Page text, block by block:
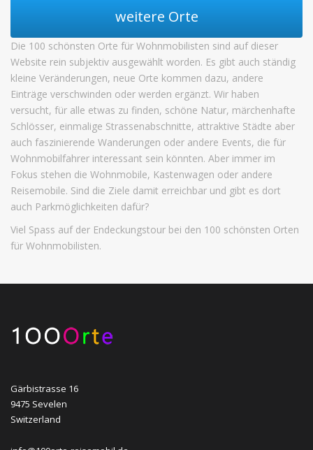
weitere Orte
Die 100 schönsten Orte für Wohnmobilisten sind auf dieser
Website rein subjektiv ausgewählt worden. Es gibt auch ständig
kleine Veränderungen, neue Orte kommen dazu, andere
Einträge verschwinden oder werden ergänzt. Wir haben
versucht, für alle etwas zu finden, schöne Natur, märchenhafte
Schlösser, einmalige Strassenabschnitte, attraktive Städte aber
auch faszinierende Wanderungen oder andere Events, die für
Wohnmobilfahrer interessant sein könnten. Aber immer im
Fokus stehen die Wohnmobile, Kastenwagen oder andere
Reisemobile. Sind die Ziele damit erreichbar und gibt es dort
auch Parkmöglichkeiten dafür?
Viel Spass auf der Endeckungstour bei den 100 schönsten Orten
für Wohnmobilisten.
Gärbistrasse 16
9475 Sevelen
Switzerland